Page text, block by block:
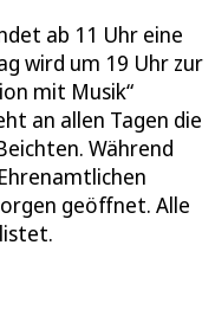
ab 11 Uhr eine
wird um 19 Uhr zur
mit Musik“
an allen Tagen die
Während
geöffnet. Alle